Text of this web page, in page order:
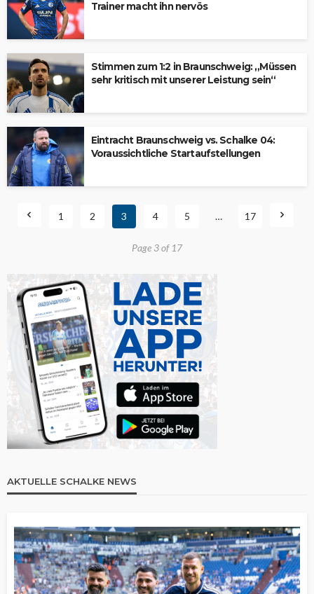
Trainer macht ihn nervös
Stimmen zum 1:2 in Braunschweig: „Müssen
sehr kritisch mit unserer Leistung sein“
Eintracht Braunschweig vs. Schalke 04:
Voraussichtliche Startaufstellungen
1 2 3 4 5 … 17
Page 3 of 17
AKTUELLE SCHALKE NEWS